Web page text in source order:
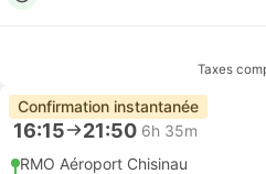
Taxes
Confirmation instantanée
16:15 21:50 6h 35m
RMO Aéroport Chisinau